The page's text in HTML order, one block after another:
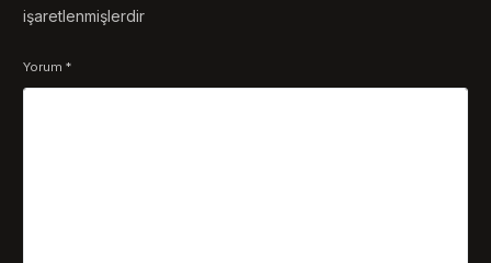
işaretlenmişlerdir
Yorum*